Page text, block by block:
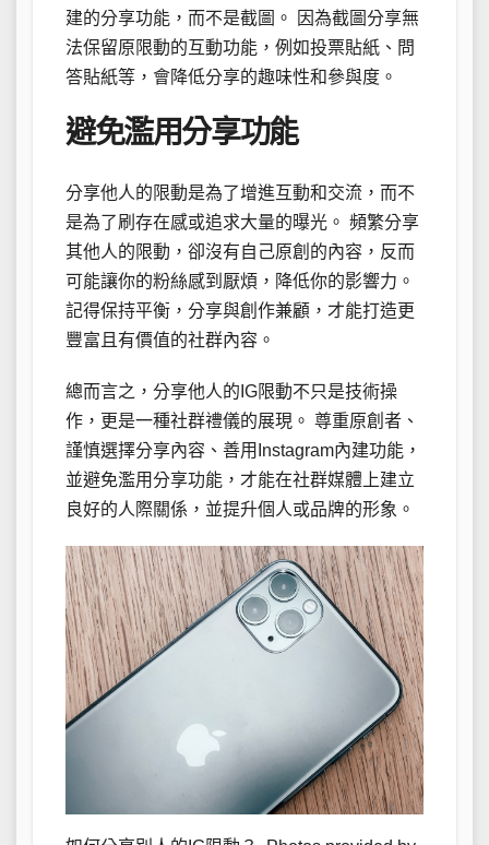
建的分享功能，而不是截圖。 因為截圖分享無
法保留原限動的互動功能，例如投票貼紙、問
答貼紙等，會降低分享的趣味性和參與度。
避免濫用分享功能
分享他人的限動是為了增進互動和交流，而不
是為了刷存在感或追求大量的曝光。 頻繁分享
其他人的限動，卻沒有自己原創的內容，反而
可能讓你的粉絲感到厭煩，降低你的影響力。
記得保持平衡，分享與創作兼顧，才能打造更
豐富且有價值的社群內容。
總而言之，分享他人的IG限動不只是技術操
作，更是一種社群禮儀的展現。 尊重原創者、
謹慎選擇分享內容、善用Instagram內建功能，
並避免濫用分享功能，才能在社群媒體上建立
良好的人際關係，並提升個人或品牌的形象。